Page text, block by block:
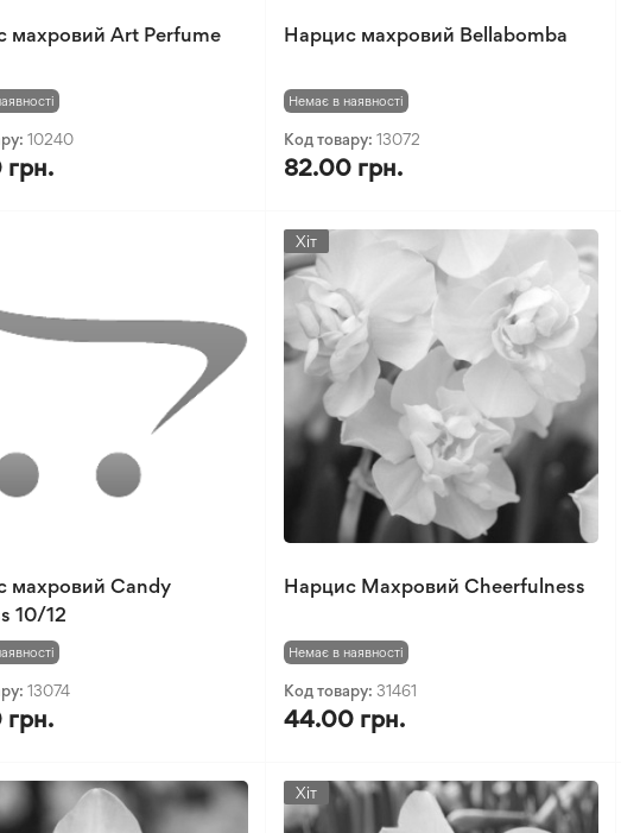
махровий Art Perfume
10240
Нарцис махровий Bellabomba
Немає в наявності
Код товару:13072
82.00 грн.
махровий Candy
10/12
13074
Хіт
Нарцис Махровий Cheerfulness
Немає в наявності
Код товару:31461
44.00 грн.
Хіт